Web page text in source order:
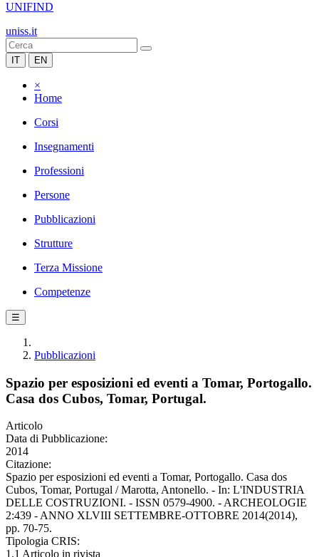
UNIFIND
uniss.it
IT EN
×
Home
Corsi
Insegnamenti
Professioni
Persone
Pubblicazioni
Strutture
Terza Missione
Competenze
☰
Pubblicazioni
Spazio per esposizioni ed eventi a Tomar, Portogallo.
Casa dos Cubos, Tomar, Portugal.
Articolo
Data di Pubblicazione:
2014
Citazione:
Spazio per esposizioni ed eventi a Tomar, Portogallo. Casa dos
Cubos, Tomar, Portugal / Marotta, Antonello. - In: L'INDUSTRIA
DELLE COSTRUZIONI. - ISSN 0579-4900. - ARCHEOLOGIE
2:439 - ANNO XLVIII SETTEMBRE-OTTOBRE 2014(2014),
pp. 70-75.
Tipologia CRIS:
1.1 Articolo in rivista